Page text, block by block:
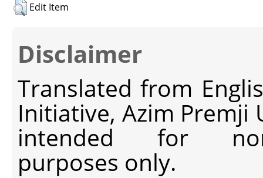
Edit Item
Disclaimer
Translated from
Initiative, Azim Premji
intended for non-
purposes only.